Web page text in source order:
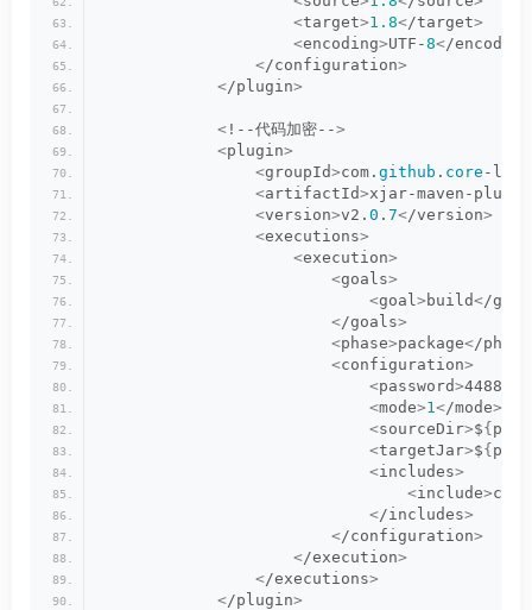
<target>1.8</target>
<encoding>UTF-8</encoding
</configuration>
</plugin>
< !--代码加密-->
<plugin>
<groupId>com. github . core -lib
<artifactId>xjar-maven-plugin
<version>v2. 0 . 7</version>
<executions>
<execution>
<goals>
<goal > build</goal
</goals>
<phase>package</phase
<configuration>
<password>
<mode>1 </mode>
<sourceDir>${
<targetJar>${
<includes>
<include>
</includes>
</configuration>
</execution>
</executions>
</plugin>